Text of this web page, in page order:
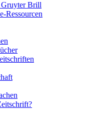
Brill
Ressourcen